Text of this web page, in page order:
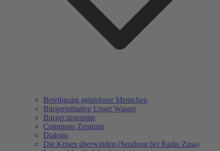
Beteiligung gehörloser Menschen
Bürgerinitiative Unser Wasser
Bürger:innenräte
Commons Zentrum
Dialogo
Die Krisen überwinden (Sendung bei Radio Zusa)